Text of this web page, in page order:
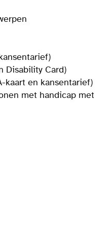
Disability Card)
kaart en kansentarief)
met handicap met